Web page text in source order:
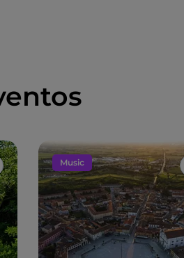
gusta
Music